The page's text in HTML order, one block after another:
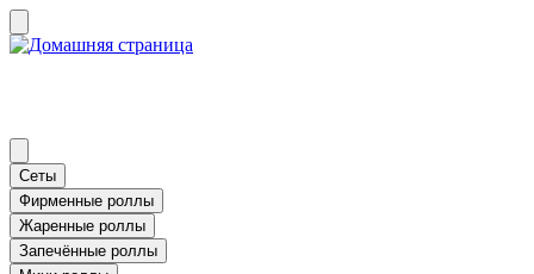
Сеты
Фирменные роллы
Жаренные роллы
Запечённые роллы